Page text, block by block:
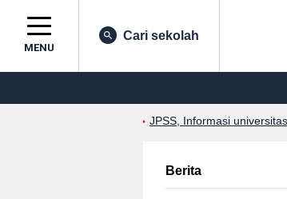
MENU
Cari sekolah
JPSS, Informasi
Berita